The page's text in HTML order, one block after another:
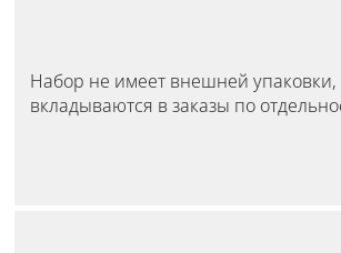
Набор не имеет внешней упаковки,
вкладываются в заказы по